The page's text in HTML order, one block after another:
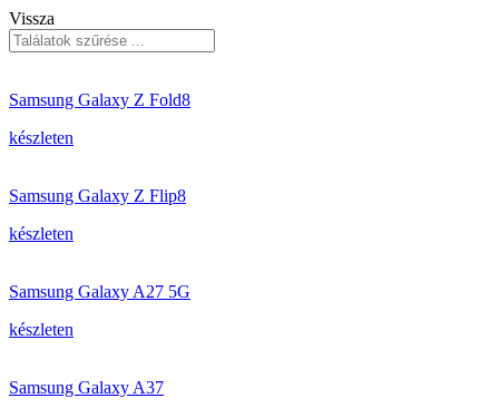
Vissza
Samsung Galaxy Z Fold8
készleten
Samsung Galaxy Z Flip8
készleten
Samsung Galaxy A27 5G
készleten
Samsung Galaxy A37